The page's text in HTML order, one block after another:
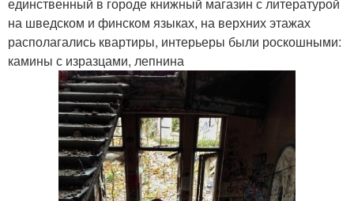
на шведском и финском языках, на верхних этажах
располагались квартиры, интерьеры были роскошными:
камины с изразцами, лепнина